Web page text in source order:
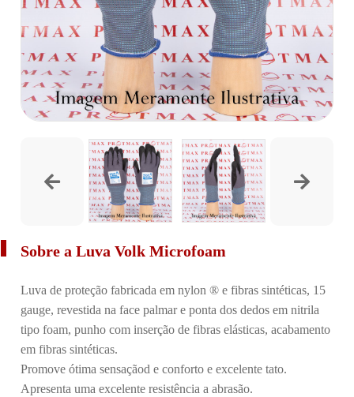
Sobre a Luva Volk Microfoam
Luva de proteção fabricada em nylon ® e fibras sintéticas, 15
gauge, revestida na face palmar e ponta dos dedos em nitrila
tipo foam, punho com inserção de fibras elásticas, acabamento
em fibras sintéticas.
Promove ótima sensaçãod e conforto e excelente tato.
Apresenta uma excelente resistência a abrasão.